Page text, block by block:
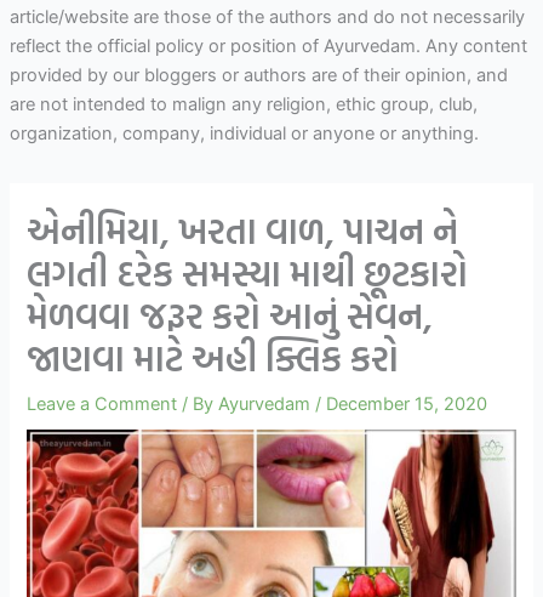
article/website are those of the authors and do not necessarily
reflect the official policy or position of Ayurvedam. Any content
provided by our bloggers or authors are of their opinion, and
are not intended to malign any religion, ethic group, club,
organization, company, individual or anyone or anything.
એનીમિયા, ખરતા વાળ, પાચન ને
લગતી દરેક સમસ્યા માથી છૂટકારો
મેળવવા જરૂર કરો આનું સેવન,
જાણવા માટે અહી ક્લિક કરો
Leave a Comment / By Ayurvedam / December 15, 2020